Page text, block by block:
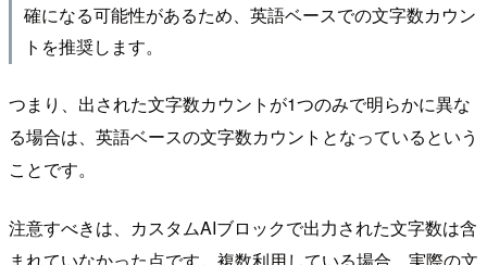
確になる可能性があるため、英語ベースでの文字数カウン
トを推奨します。
つまり、出された文字数カウントが1つのみで明らかに異な
る場合は、英語ベースの文字数カウントとなっているという
ことです。
注意すべきは、カスタムAIブロックで出力された文字数は含
まれていなかった点です。複数利用している場合、実際の文